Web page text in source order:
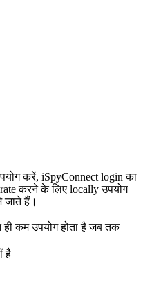
करें, iSpyConnect login का
करने के लिए locally उपयोग
जाते हैं।
कम उपयोग होता है जब तक
है